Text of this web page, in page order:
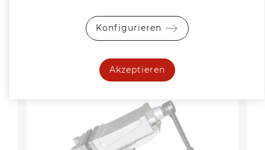
Zuletzt angesehene Produkte
Konfigurieren
Akzeptieren